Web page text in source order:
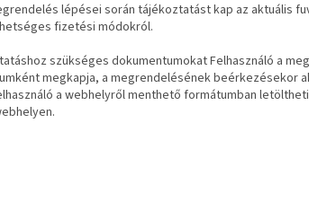
lépései során tájékoztatást kap az aktuális
fizetési módokról.
szükséges dokumentumokat Felhasználó a
megkapja, a megrendelésének beérkezésekor
a webhelyről menthető formátumban